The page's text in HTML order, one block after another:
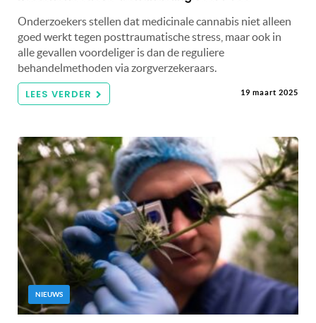
Onderzoekers stellen dat medicinale cannabis niet alleen
goed werkt tegen posttraumatische stress, maar ook in
alle gevallen voordeliger is dan de reguliere
behandelmethoden via zorgverzekeraars.
LEES VERDER 19 maart 2025
NIEUWS